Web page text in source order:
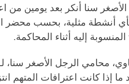
سنا أنكر بعد يومين من
أنشطة مثلية، بحسب محضر
إليه أثناء المحاكمة.
محامي الرجل الأصغر سنا،
ما إذا كانت اعترافات المتهم